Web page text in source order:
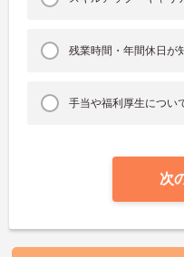
残業時間・年間休日が
手当や福利厚生につい
次